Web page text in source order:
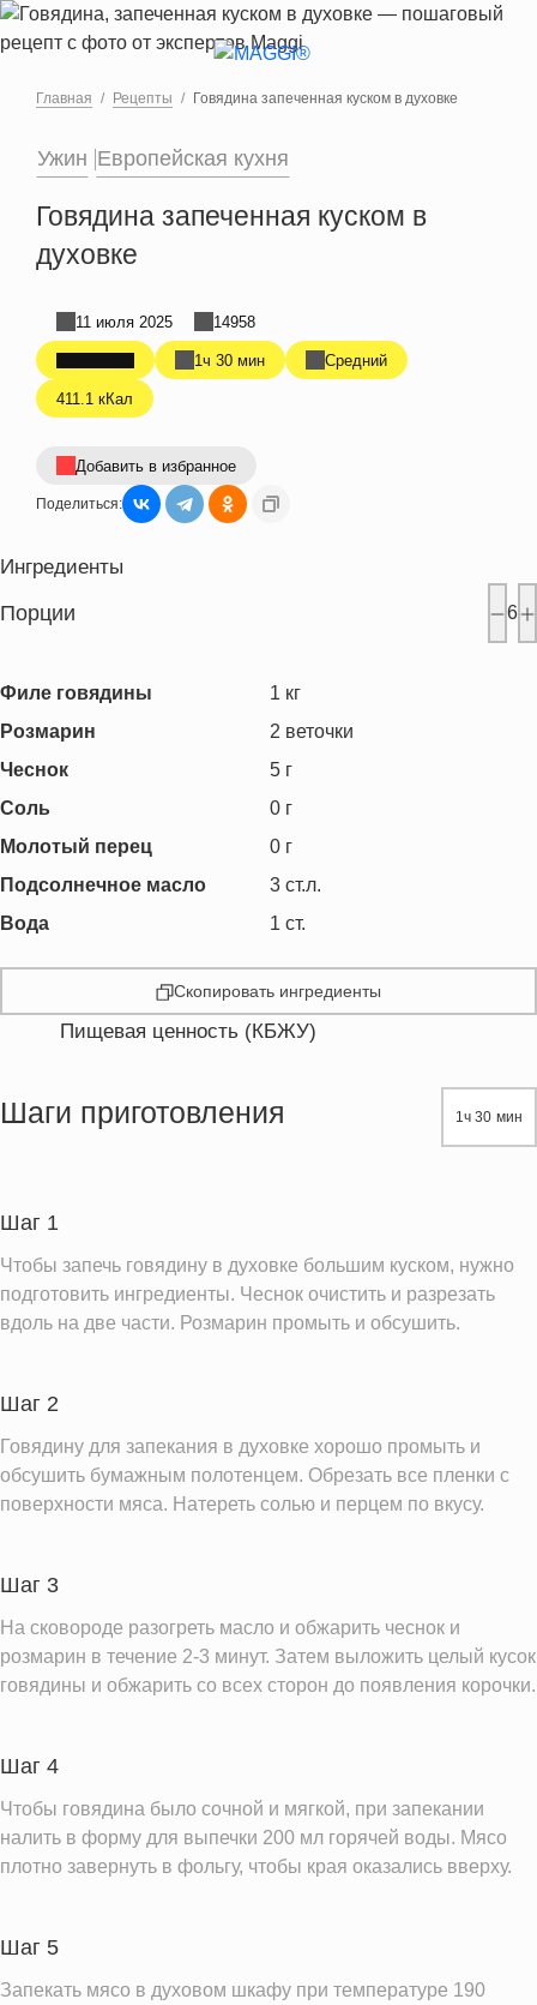
Перейти к основному содержанию
Главная Рецепты Говядина запеченная куском в духовке
Ужин Европейская кухня
Говядина запеченная куском в
духовке
1ч 30 мин Средний
411.1 кКал
11 июля 2025 14958
Добавить в избранное
Поделиться:
Ингредиенты
Порции 6
Филе говядины 1 кг
Розмарин
2 веточки
Чеснок
5 г
Соль
0 г
Молотый перец
0 г
Подсолнечное масло
3 ст.л.
Вода
1 ст.
Скопировать ингредиенты
Пищевая ценность (КБЖУ)
Жиры
Пищевые волокна
Сахар
0.0 г
Холестерин
150.3 мг
Вода
158.3 г
Магний
Кальций
44.3 мг
Железо
6.2 мг
Витамин А
5.2 IU
Витамин Д
0.2 IU
Информация для одной порции
Шаги приготовления 1ч 30 мин
Шаг 1
Чтобы запечь говядину в духовке большим куском, нужно
подготовить ингредиенты. Чеснок очистить и разрезать
вдоль на две части. Розмарин промыть и обсушить.
Шаг 2
Говядину для запекания в духовке хорошо промыть и
обсушить бумажным полотенцем. Обрезать все пленки с
поверхности мяса. Натереть солью и перцем по вкусу.
Шаг 3
На сковороде разогреть масло и обжарить чеснок и
розмарин в течение 2-3 минут. Затем выложить целый кусок
говядины и обжарить со всех сторон до появления корочки.
Шаг 4
Чтобы говядина было сочной и мягкой, при запекании
налить в форму для выпечки 200 мл горячей воды. Мясо
плотно завернуть в фольгу, чтобы края оказались вверху.
Шаг 5
Запекать мясо в духовом шкафу при температуре 190